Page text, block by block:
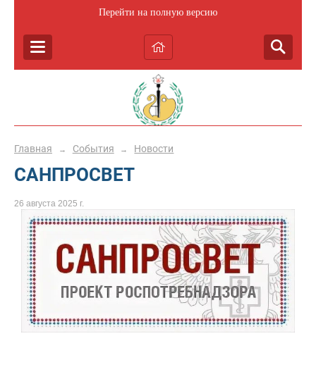
Перейти на полную версию
Главная → События → Новости
САНПРОСВЕТ
26 августа 2025 г.